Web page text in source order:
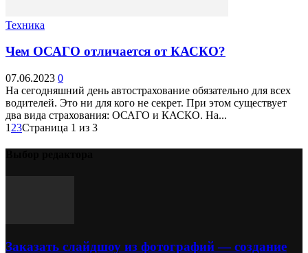
Техника
Чем ОСАГО отличается от КАСКО?
07.06.2023 0
На сегодняшний день автострахование обязательно для всех
водителей. Это ни для кого не секрет. При этом существует
два вида страхования: ОСАГО и КАСКО. На...
1 23Страница 1 из 3
Заказать слайдшоу из фотографий — создание